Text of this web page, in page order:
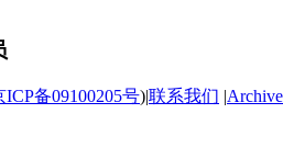
ICP备09100205号)|联系我们 |